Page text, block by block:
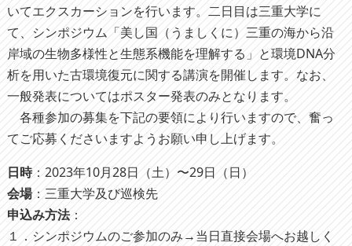
いてエクスカーションを行います。二日目は三重大学に
て、シンポジウム「美し国（うましくに）三重の海から沿
岸域の生物多様性と生態系機能を理解する」と環境DNA分
析を用いた古環境復元に関する講演を開催します。なお、
一般発表についてはポスター発表のみとなります。
各種参加の募集を下記の要領により行いますので、奮っ
てご応募くださいますようお願い申し上げます。
日時：2023年10月28日（土）〜29日（日）
会場：三重大学及び巡検先
申込み方法：
１．シンポジウムのご参加のみ→当日直接会場へお越しく